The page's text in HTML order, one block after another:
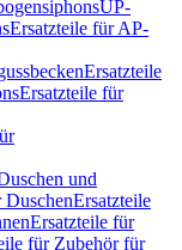
UP-
Ersatzteile für AP-
Ersatzteile
Ersatzteile für
und
DuschenErsatzteile
Ersatzteile für
für Zubehör für